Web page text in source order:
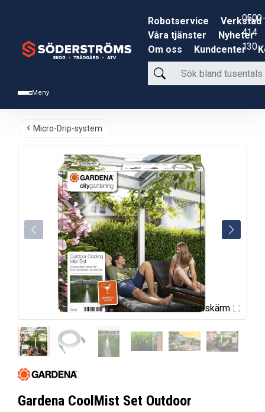
Meny
Robotservice
Verkstad
Våra tjänster
Nyheter
Om oss
Kundcenter
Sök
bland
produkter
0500-
414
130
Micro-Drip-system
Helskärm
Gardena CoolMist Set Outdoor